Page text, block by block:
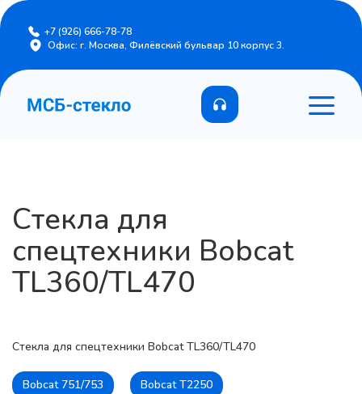
+7 (926) 666-78-78
Офис: г. Москва, Филёвский бульвар 10 корпус 3.
Стекла для
спецтехники Bobcat
TL360/TL470
Стекла для спецтехники Bobcat TL360/TL470
Bobcat 751/753 Bobcat T2250